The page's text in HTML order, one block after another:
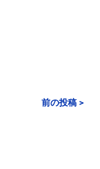
前の投稿 >